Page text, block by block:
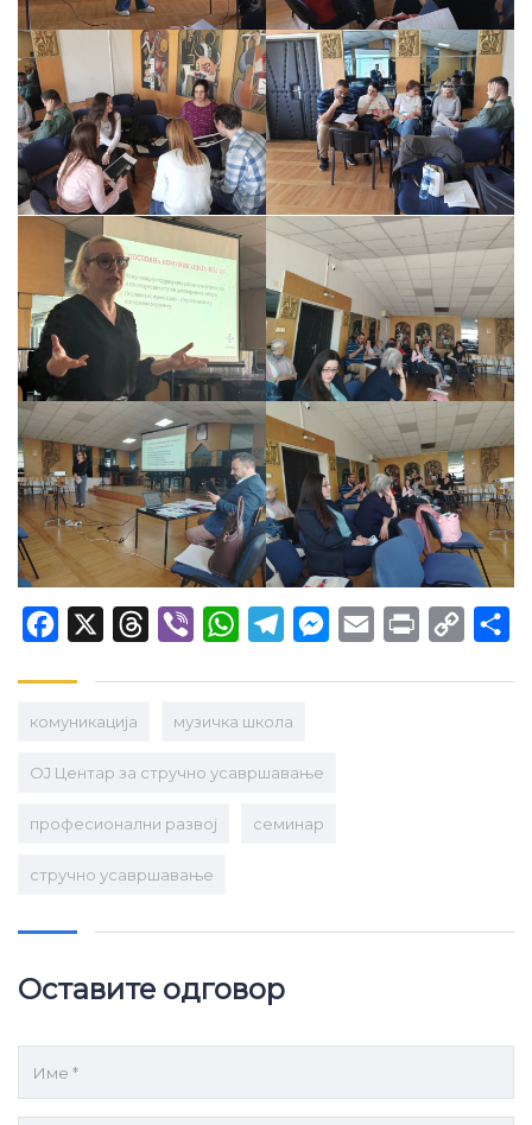
Facebook Threads
Viber WhatsAppTelegramMessenger
Email Print
Copy
комуникација музичка школа
ОЈ Центар за стручно усавршавање
професионални развој семинар
стручно усавршавање
Оставите одговор